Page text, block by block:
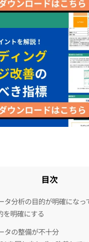
目次
タ分析の目的が明確になっ
を明確にする
タの整備が不十分